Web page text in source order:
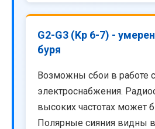
G2-G3 (Kp 6-7) -
буря
Возможны сбои в работе
электроснабжения.
высоких частотах может
Полярные сияния видны